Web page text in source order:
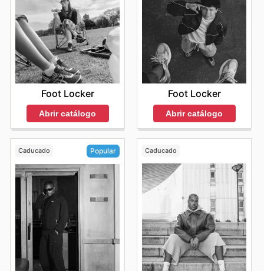
Foot Locker
Abrir catálogo
Foot Locker
Abrir catálogo
Caducado Popular Caducado